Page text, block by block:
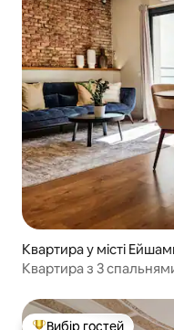
Квартира у місті
Квартира з 3
Вибір гостей